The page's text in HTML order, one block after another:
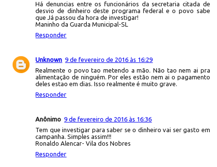
Há denuncias entre os funcionários da secretaria citada de
desvio de dinheiro deste programa federal e o povo sabe
que Já passou da hora de investigar!
Maninho da Guarda Municipal-SL
Responder
Unknown 9 de fevereiro de 2016 às 16:29
Realmente o povo tao metendo a mão. Não tao nem ai pra
alimentação de ninguém. Por eles estão nem ai o pagamento
deles estao em dias. Isso realmente é muito grave.
Responder
Anônimo 9 de fevereiro de 2016 às 16:36
Tem que investigar para saber se o dinheiro vai ser gasto em
campanha. Simples assim!!!
Ronaldo Alencar- Vila dos Nobres
Responder